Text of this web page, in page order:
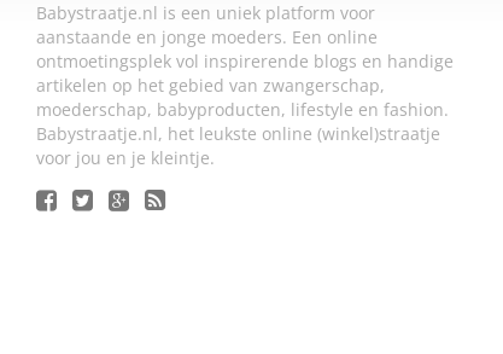
Babystraatje.nl is een uniek platform voor
aanstaande en jonge moeders. Een online
ontmoetingsplek vol inspirerende blogs en handige
artikelen op het gebied van zwangerschap,
moederschap, babyproducten, lifestyle en fashion.
Babystraatje.nl, het leukste online (winkel)straatje
voor jou en je kleintje.